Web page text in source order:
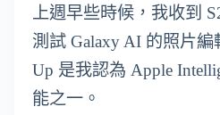
上週早些時候，我收到
測試 Galaxy AI 的照片編
Up 是我認為 Apple
能之一。